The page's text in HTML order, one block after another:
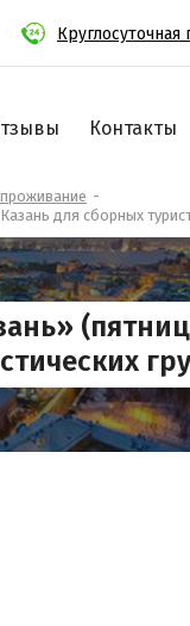
Контакты
для сборных